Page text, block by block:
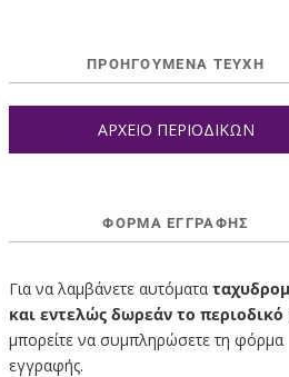
ΠΡΟΗΓΟΥΜΕΝΑ ΤΕΥΧΗ
ΑΡΧΕΙΟ ΠΕΡΙΟΔΙΚΩΝ
ΦΌΡΜΑ ΕΓΓΡΑΦΉΣ
Για να λαμβάνετε αυτόματα
και εντελώς δωρεάν το περιοδικό
μπορείτε να συμπληρώσετε τη φόρμα
εγγραφής.